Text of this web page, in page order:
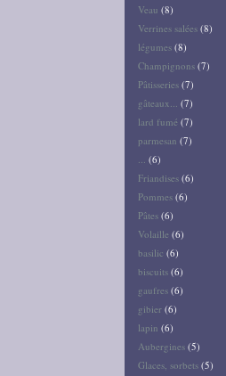
Veau (8)
Verrines salées (8)
légumes (8)
Champignons (7)
Pâtisseries (7)
gâteaux... (7)
lard fumé (7)
parmesan (7)
... (6)
Friandises (6)
Pommes (6)
Pâtes (6)
Volaille (6)
basilic (6)
biscuits (6)
gaufres (6)
gibier (6)
lapin (6)
Aubergines (5)
Glaces, sorbets (5)